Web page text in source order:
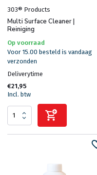
303® Products
Multi Surface Cleaner |
Reiniging
Op voorraad
Voor 15.00 besteld is vandaag
verzonden
Deliverytime
€21,95
Incl. btw